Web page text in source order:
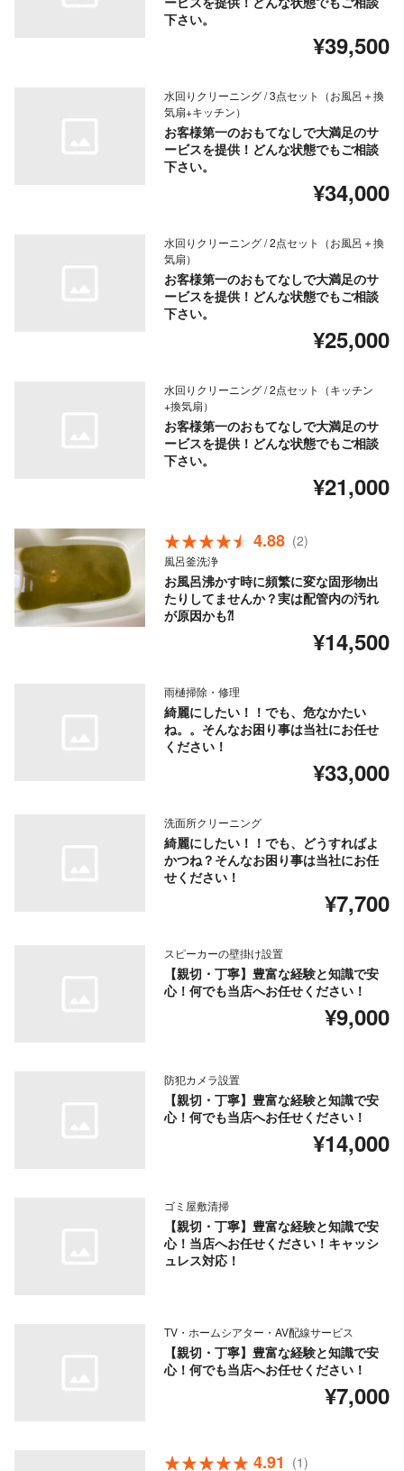
下さい。
¥39,500
水回りクリーニング / 3点セット（お風呂＋換
気扇+キッチン）
お客様第一のおもてなしで大満足のサ
ービスを提供！どんな状態でもご相談
下さい。
¥34,000
水回りクリーニング / 2点セット（お風呂＋換
気扇）
お客様第一のおもてなしで大満足のサ
ービスを提供！どんな状態でもご相談
下さい。
¥25,000
水回りクリーニング / 2点セット（キッチン
+換気扇）
お客様第一のおもてなしで大満足のサ
ービスを提供！どんな状態でもご相談
下さい。
¥21,000
4.88 (2)
風呂釜洗浄
お風呂沸かす時に頻繁に変な固形物出
たりしてませんか？実は配管内の汚れ
が原因かも⁈
¥14,500
雨樋掃除・修理
綺麗にしたい！！でも、危なかたい
ね。。そんなお困り事は当社にお任せ
ください！
¥33,000
洗面所クリーニング
綺麗にしたい！！でも、どうすればよ
かつね？そんなお困り事は当社にお任
せください！
¥7,700
スピーカーの壁掛け設置
【親切・丁寧】豊富な経験と知識で安
心！何でも当店へお任せください！
¥9,000
防犯カメラ設置
【親切・丁寧】豊富な経験と知識で安
心！何でも当店へお任せください！
¥14,000
ゴミ屋敷清掃
【親切・丁寧】豊富な経験と知識で安
心！当店へお任せください！キャッシ
ュレス対応！
TV・ホームシアター・AV配線サービス
【親切・丁寧】豊富な経験と知識で安
心！何でも当店へお任せください！
¥7,000
4.91 (1)